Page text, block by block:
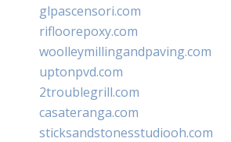
glpascensori.com
rifloorepoxy.com
woolleymillingandpaving.com
uptonpvd.com
2troublegrill.com
casateranga.com
sticksandstonesstudiooh.com